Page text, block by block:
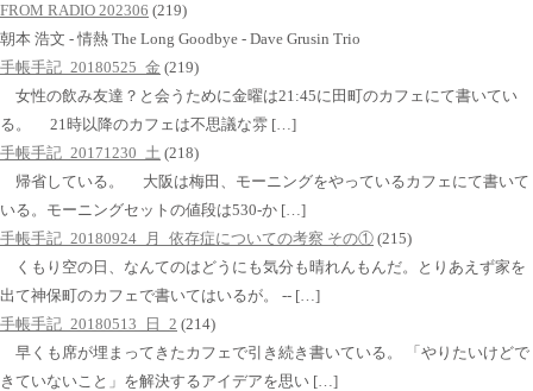
FROM RADIO 202306 (219)
朝本 浩文 - 情熱 The Long Goodbye - Dave Grusin Trio
手帳手記_20180525_金 (219)
女性の飲み友達？と会うために金曜は21:45に田町のカフェにて書いてい
る。 21時以降のカフェは不思議な雰 […]
手帳手記_20171230_土 (218)
帰省している。 大阪は梅田、モーニングをやっているカフェにて書いて
いる。モーニングセットの値段は530-か […]
手帳手記_20180924_月_依存症についての考察 その① (215)
くもり空の日、なんてのはどうにも気分も晴れんもんだ。とりあえず家を
出て神保町のカフェで書いてはいるが。 -- […]
手帳手記_20180513_日_2 (214)
早くも席が埋まってきたカフェで引き続き書いている。 「やりたいけどで
きていないこと」を解決するアイデアを思い […]